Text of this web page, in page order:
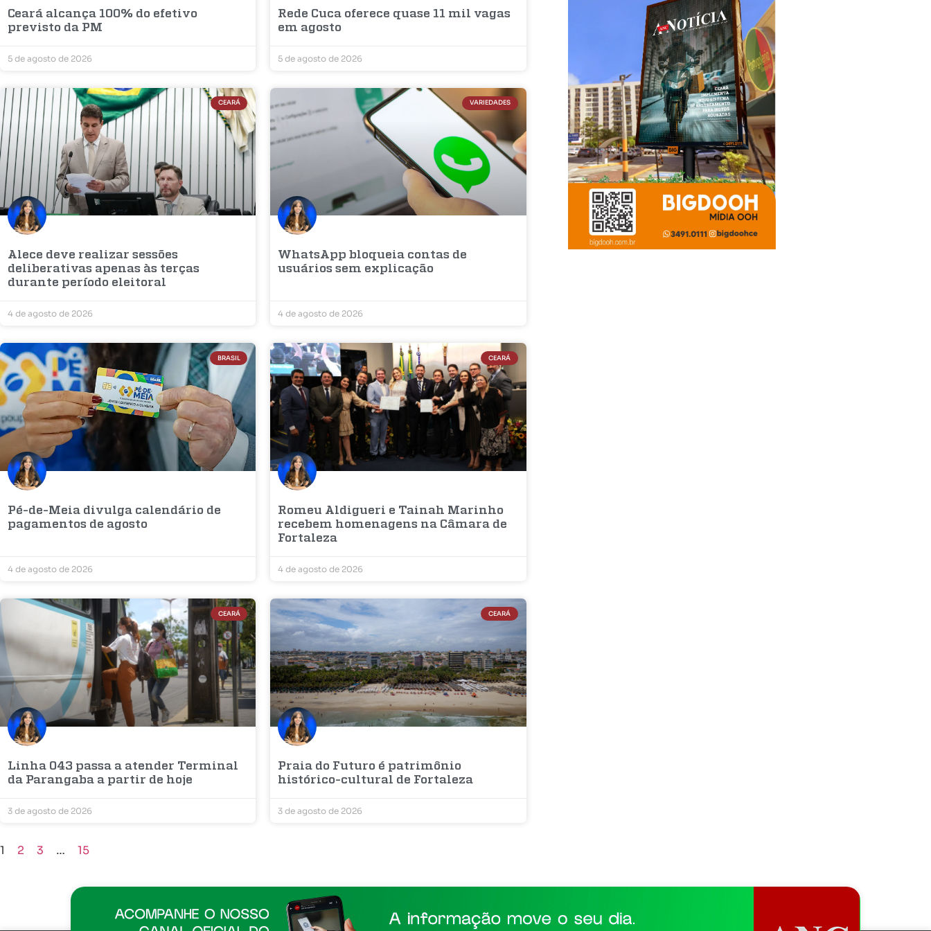
Ceará alcança 100% do efetivo
previsto da PM
5 de agosto de 2026
Rede Cuca oferece quase 11 mil vagas
em agosto
5 de agosto de 2026
CEARÁ
Alece deve realizar sessões
deliberativas apenas às terças
durante período eleitoral
4 de agosto de 2026
VARIEDADES
WhatsApp bloqueia contas de
usuários sem explicação
4 de agosto de 2026
BRASIL
Pé-de-Meia divulga calendário de
pagamentos de agosto
4 de agosto de 2026
CEARÁ
Romeu Aldigueri e Tainah Marinho
recebem homenagens na Câmara de
Fortaleza
4 de agosto de 2026
CEARÁ
Linha 043 passa a atender Terminal
da Parangaba a partir de hoje
3 de agosto de 2026
CEARÁ
Praia do Futuro é patrimônio
histórico-cultural de Fortaleza
3 de agosto de 2026
1 2 3 … 15